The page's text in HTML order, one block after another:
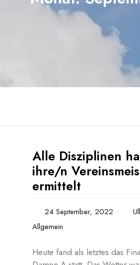
Alle Disziplinen
ihre/n
ermittelt
24 September, 2022
Allgemein
Heute fand als letztes das